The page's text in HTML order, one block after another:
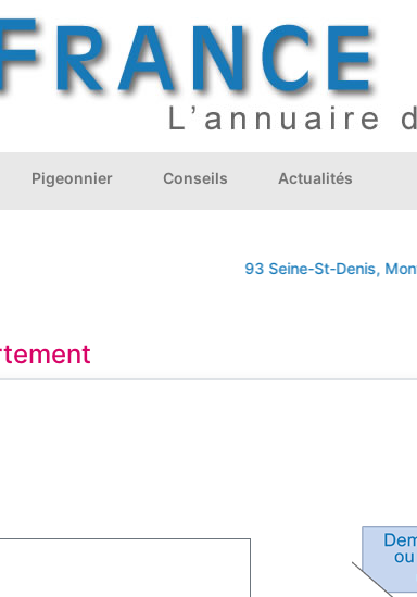
Pigeonnier Conseils Actualités
93 Seine-St-Denis,